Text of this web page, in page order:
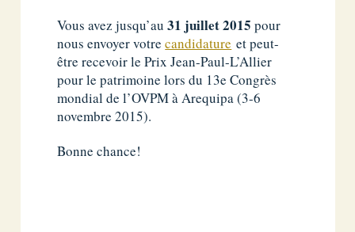
Vous avez jusqu’au31 juillet 2015 pour
nous envoyer votrecandidature et peut-
être recevoir le Prix Jean-Paul-L’Allier
pour le patrimoine lors du 13e Congrès
mondial de l’OVPM à Arequipa (3-6
novembre 2015).
Bonne chance!